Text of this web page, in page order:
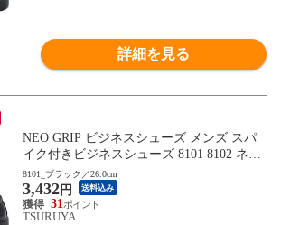
詳細を見る
NEO GRIP ビジネスシューズ メンズ スパ
イク付きビジネスシューズ 8101 8102 ネオ
グリップ 2025秋冬
8101_ブラック／26.0cm
3,432円 送料込み
31
TSURUYA